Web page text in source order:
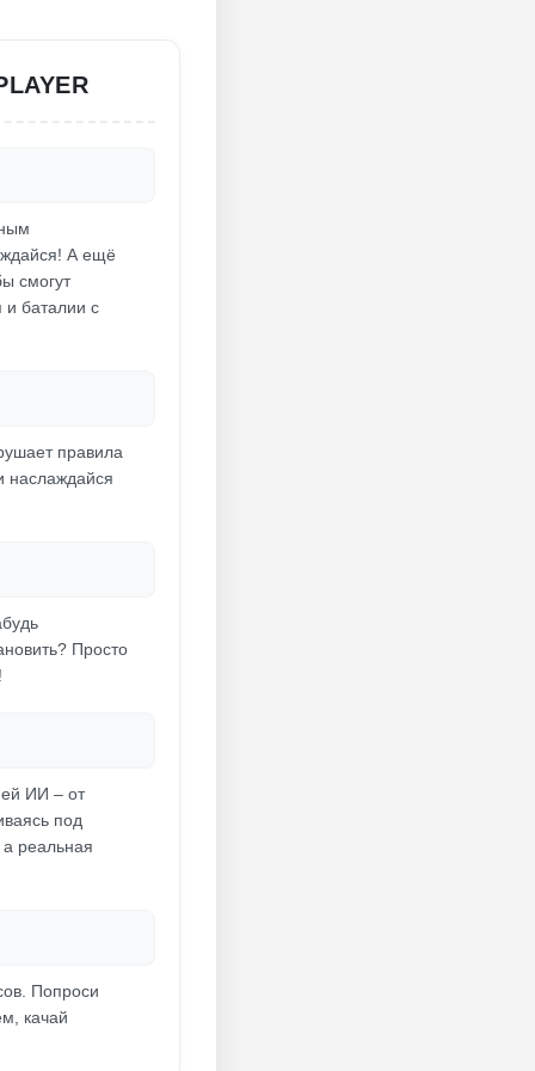
А ещё
смогут
и баталии с
правила
наслаждайся
Просто
ИИ – от
под
а реальная
Попроси
качай